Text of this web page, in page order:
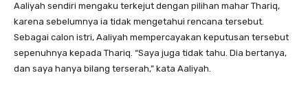
Aaliyah sendiri mengaku terkejut dengan pilihan mahar Thariq,
karena sebelumnya ia tidak mengetahui rencana tersebut.
Sebagai calon istri, Aaliyah mempercayakan keputusan tersebut
sepenuhnya kepada Thariq. “Saya juga tidak tahu. Dia bertanya,
dan saya hanya bilang terserah,” kata Aaliyah.